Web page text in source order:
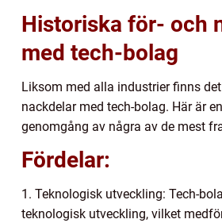
Historiska för- och
med tech-bolag
Liksom med alla industrier finns
nackdelar med tech-bolag. Här är
genomgång av några av de mest
Fördelar:
1. Teknologisk utveckling: Tech-
teknologisk utveckling, vilket